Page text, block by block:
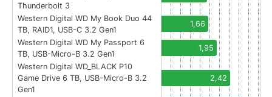
Thunderbolt 3
Western Digital WD My Book Duo 44
TB, RAID1, USB-C 3.2 Gen1
1,66
Western Digital WD My Passport 6
TB, USB-Micro-B 3.2 Gen1
1,95
Western Digital WD_BLACK P10
Game Drive 6 TB, USB-Micro-B 3.2
Gen1
2,42